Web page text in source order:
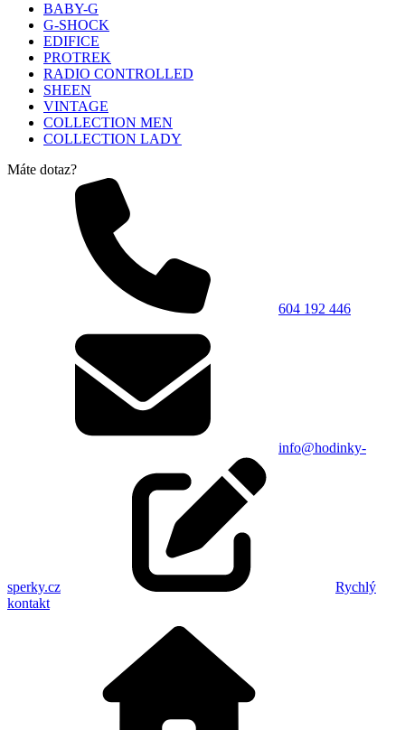
BABY-G
G-SHOCK
EDIFICE
PROTREK
RADIO CONTROLLED
SHEEN
VINTAGE
COLLECTION MEN
COLLECTION LADY
Máte dotaz?
604 192 446
info@hodinky-
sperky.cz
Rychlý
kontakt